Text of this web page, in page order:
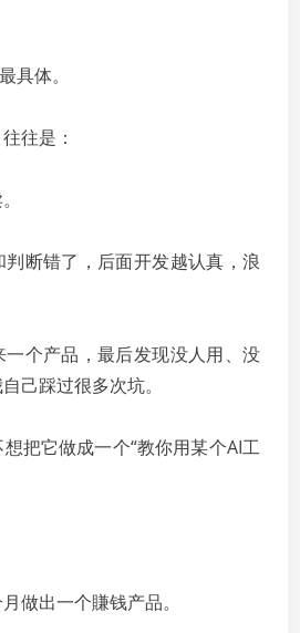
具体。
往是：
断错了，后面开发越认真，浪
个产品，最后发现没人用、没
己踩过很多次坑。
把它做成一个“教你用某个AI工
做出一个賺钱产品。